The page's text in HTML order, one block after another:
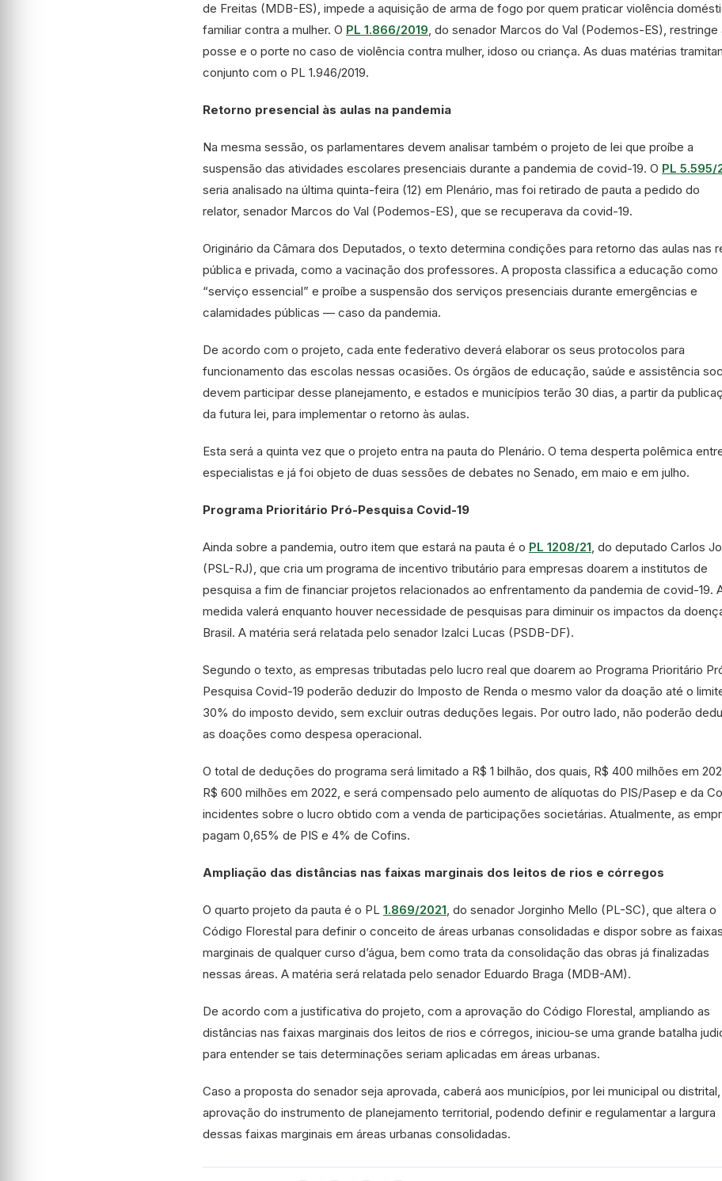
de Freitas (MDB-ES), impede a aquisição de arma de fogo por quem praticar violência
familiar contra a mulher. O PL 1.866/2019, do senador Marcos do Val (Podemos-ES), restringe
posse e o porte no caso de violência contra mulher, idoso ou criança. As duas matérias
conjunto com o PL 1.946/2019.
Retorno presencial às aulas na pandemia
Na mesma sessão, os parlamentares devem analisar também o projeto de lei que proíbe a
suspensão das atividades escolares presenciais durante a pandemia de covid-19. O PL 5.595/
seria analisado na última quinta-feira (12) em Plenário, mas foi retirado de pauta a pedido do
relator, senador Marcos do Val (Podemos-ES), que se recuperava da covid-19.
Originário da Câmara dos Deputados, o texto determina condições para retorno das aulas nas
pública e privada, como a vacinação dos professores. A proposta classifica a educação como
“serviço essencial” e proíbe a suspensão dos serviços presenciais durante emergências e
calamidades públicas — caso da pandemia.
De acordo com o projeto, cada ente federativo deverá elaborar os seus protocolos para
funcionamento das escolas nessas ocasiões. Os órgãos de educação, saúde e assistência
devem participar desse planejamento, e estados e municípios terão 30 dias, a partir da
da futura lei, para implementar o retorno às aulas.
Esta será a quinta vez que o projeto entra na pauta do Plenário. O tema desperta polêmica
especialistas e já foi objeto de duas sessões de debates no Senado, em maio e em julho.
Programa Prioritário Pró-Pesquisa Covid-19
Ainda sobre a pandemia, outro item que estará na pauta é o PL 1208/21, do deputado Carlos
(PSL-RJ), que cria um programa de incentivo tributário para empresas doarem a institutos de
pesquisa a fim de financiar projetos relacionados ao enfrentamento da pandemia de covid-19.
medida valerá enquanto houver necessidade de pesquisas para diminuir os impactos da
Brasil. A matéria será relatada pelo senador Izalci Lucas (PSDB-DF).
Segundo o texto, as empresas tributadas pelo lucro real que doarem ao Programa Prioritário
Pesquisa Covid-19 poderão deduzir do Imposto de Renda o mesmo valor da doação até o
30% do imposto devido, sem excluir outras deduções legais. Por outro lado, não poderão
as doações como despesa operacional.
O total de deduções do programa será limitado a R$ 1 bilhão, dos quais, R$ 400 milhões em
R$ 600 milhões em 2022, e será compensado pelo aumento de alíquotas do PIS/Pasep e da
incidentes sobre o lucro obtido com a venda de participações societárias. Atualmente, as
pagam 0,65% de PIS e 4% de Cofins.
Ampliação das distâncias nas faixas marginais dos leitos de rios e córregos
O quarto projeto da pauta é o PL 1.869/2021, do senador Jorginho Mello (PL-SC), que altera o
Código Florestal para definir o conceito de áreas urbanas consolidadas e dispor sobre as faixas
marginais de qualquer curso d’água, bem como trata da consolidação das obras já finalizadas
nessas áreas. A matéria será relatada pelo senador Eduardo Braga (MDB-AM).
De acordo com a justificativa do projeto, com a aprovação do Código Florestal, ampliando as
distâncias nas faixas marginais dos leitos de rios e córregos, iniciou-se uma grande batalha
para entender se tais determinações seriam aplicadas em áreas urbanas.
Caso a proposta do senador seja aprovada, caberá aos municípios, por lei municipal ou distrital,
aprovação do instrumento de planejamento territorial, podendo definir e regulamentar a largura
dessas faixas marginais em áreas urbanas consolidadas.